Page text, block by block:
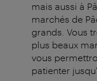
mais aussi à
marchés de
grands. Vous
plus beaux
vous
patienter